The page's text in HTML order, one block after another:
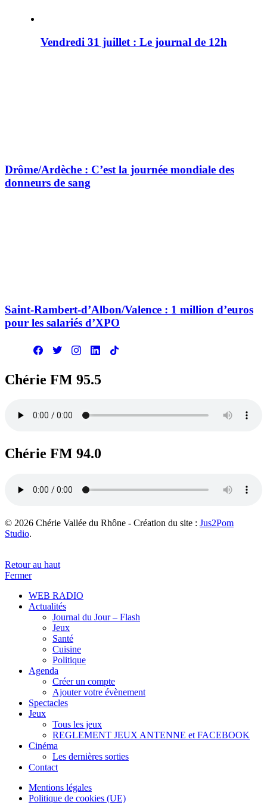
Vendredi 31 juillet : Le journal de 12h
Drôme/Ardèche : C’est la journée mondiale des
donneurs de sang
Saint-Rambert-d’Albon/Valence : 1 million d’euros
pour les salariés d’XPO
Chérie FM 95.5
Chérie FM 94.0
© 2026 Chérie Vallée du Rhône - Création du site : Jus2Pom
Studio.
Retour au haut
Fermer
WEB RADIO
Actualités
Journal du Jour – Flash
Jeux
Santé
Cuisine
Politique
Agenda
Créer un compte
Ajouter votre évènement
Spectacles
Jeux
Tous les jeux
REGLEMENT JEUX ANTENNE et FACEBOOK
Cinéma
Les dernières sorties
Contact
Mentions légales
Politique de cookies (UE)